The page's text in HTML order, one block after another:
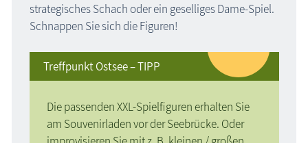
strategisches Schach oder ein geselliges Dame-Spiel.
Schnappen Sie sich die Figuren!
Treffpunkt Ostsee – TIPP
Die passenden XXL-Spielfiguren erhalten Sie
am Souvenirladen vor der Seebrücke. Oder